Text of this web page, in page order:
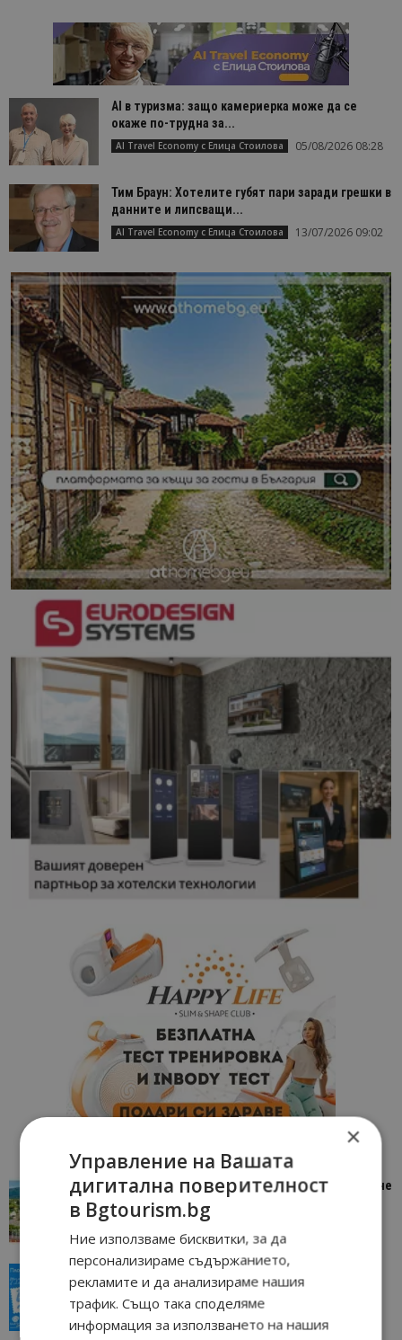
AI в туризма: защо камериерка може да се
окаже по-трудна за...
AI Travel Economy с Елица Стоилова 05/08/2026 08:28
Тим Браун: Хотелите губят пари заради грешки в
данните и липсващи...
AI Travel Economy с Елица Стоилова 13/07/2026 09:02
“Пощенска картичка от…”: Петрич – Изживяване
отвъд очакваното
11/07/2026 11:22
“Пощенска картичка от…”: Пловдив, градът на
всички времена
Пловдив 23/06/2026 10:00
×
Управление на Вашата
дигитална поверителност
в Bgtourism.bg
Ние използваме бисквитки, за да
персонализираме съдържанието,
рекламите и да анализираме нашия
трафик. Също така споделяме
информация за използването на нашия